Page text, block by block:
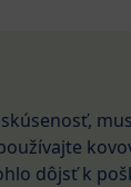
dôjsť k